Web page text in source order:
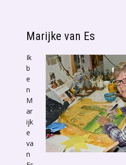
Marijke van Es
Ik
b
e
n
M
ar
ijk
e
va
n